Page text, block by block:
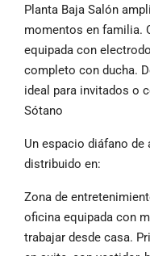
Planta Baja Salón
momentos en familia.
equipada con
completo con ducha.
ideal para invitados o
Sótano
Un espacio diáfano de
distribuido en:
Zona de
oficina equipada con
trabajar desde casa.